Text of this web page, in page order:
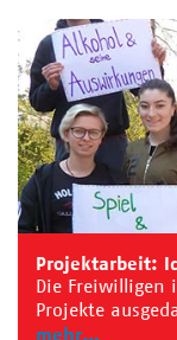
Projektarbeit:
Die Freiwilligen
Projekte
mehr